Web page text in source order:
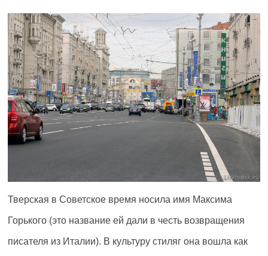
Тверская в Советское время носила имя Максима
Горького (это название ей дали в честь возвращения
писателя из Италии). В культуру стиляг она вошла как